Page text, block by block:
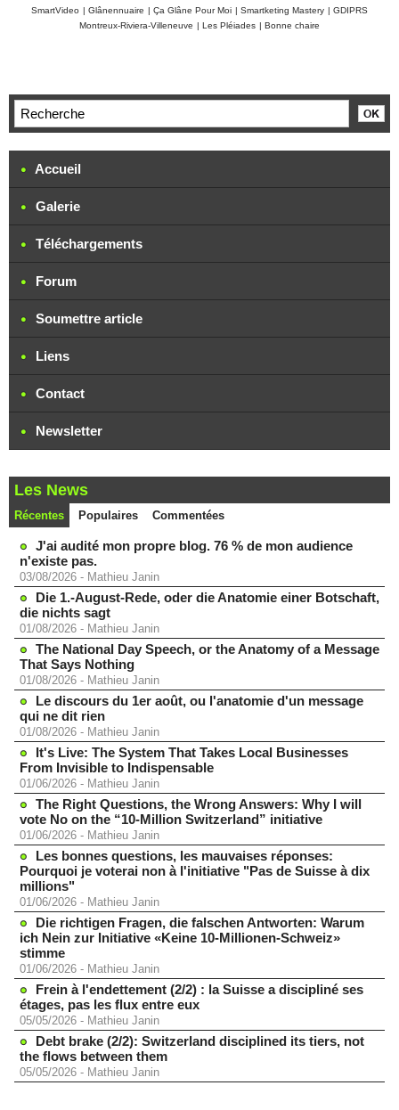
SmartVideo | Glânennuaire | Ça Glâne Pour Moi | Smartketing Mastery | GDIPRS
Montreux-Riviera-Villeneuve | Les Pléiades | Bonne chaire
Accueil
Galerie
Téléchargements
Forum
Soumettre article
Liens
Contact
Newsletter
Les News
Récentes Populaires Commentées
J'ai audité mon propre blog. 76 % de mon audience
n'existe pas.
03/08/2026 - Mathieu Janin
Die 1.-August-Rede, oder die Anatomie einer Botschaft,
die nichts sagt
01/08/2026 - Mathieu Janin
The National Day Speech, or the Anatomy of a Message
That Says Nothing
01/08/2026 - Mathieu Janin
Le discours du 1er août, ou l'anatomie d'un message
qui ne dit rien
01/08/2026 - Mathieu Janin
It's Live: The System That Takes Local Businesses
From Invisible to Indispensable
01/06/2026 - Mathieu Janin
The Right Questions, the Wrong Answers: Why I will
vote No on the “10-Million Switzerland” initiative
01/06/2026 - Mathieu Janin
Les bonnes questions, les mauvaises réponses:
Pourquoi je voterai non à l'initiative "Pas de Suisse à dix
millions"
01/06/2026 - Mathieu Janin
Die richtigen Fragen, die falschen Antworten: Warum
ich Nein zur Initiative «Keine 10-Millionen-Schweiz»
stimme
01/06/2026 - Mathieu Janin
Frein à l'endettement (2/2) : la Suisse a discipliné ses
étages, pas les flux entre eux
05/05/2026 - Mathieu Janin
Debt brake (2/2): Switzerland disciplined its tiers, not
the flows between them
05/05/2026 - Mathieu Janin